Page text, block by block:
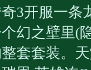
3开服一条
幻之壁里(
套套装。